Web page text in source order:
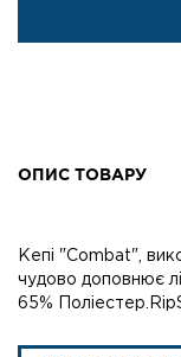
ОПИС ТОВАРУ
Кепі "Combat",
чудово доповнює
65%